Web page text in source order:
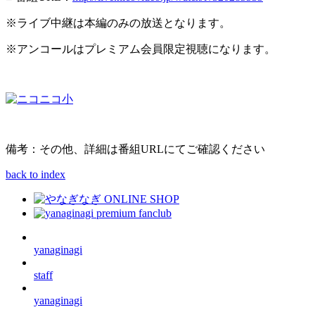
※ライブ中継は本編のみの放送となります。
※アンコールはプレミアム会員限定視聴になります。
備考：その他、詳細は番組URLにてご確認ください
back to index
yanaginagi
staff
yanaginagi